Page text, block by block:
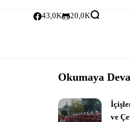
43,0K 20,0K
Okumaya
ve